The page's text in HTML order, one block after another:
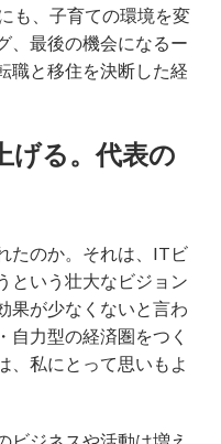
も、子育ての環境を変
、最後の機会になるー
職と移住を決断した経
げる。代表の
たのか。それは、ITビ
という壮大なビジョン
果が少なくないと言わ
自力型の経済圏をつく
、私にとって思いもよ